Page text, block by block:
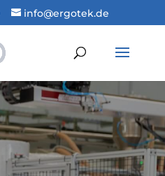
info@ergotek.de